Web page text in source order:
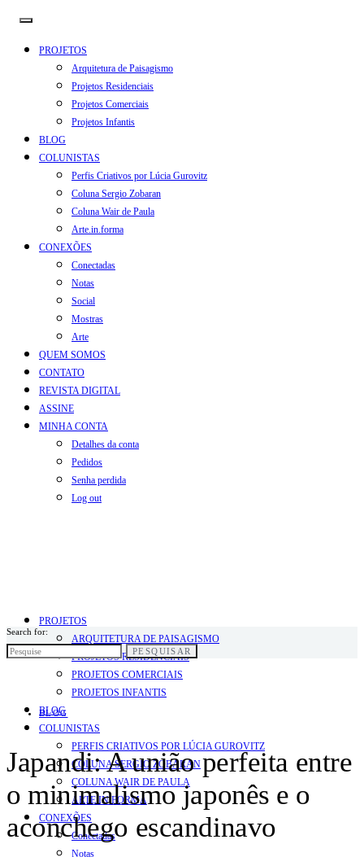
PROJETOS
Arquitetura de Paisagismo
Projetos Residenciais
Projetos Comerciais
Projetos Infantis
BLOG
COLUNISTAS
Perfis Criativos por Lúcia Gurovitz
Coluna Sergio Zobaran
Coluna Wair de Paula
Arte.in.forma
CONEXÕES
Conectadas
Notas
Social
Mostras
Arte
QUEM SOMOS
CONTATO
REVISTA DIGITAL
ASSINE
MINHA CONTA
Detalhes da conta
Pedidos
Senha perdida
Log out
PROJETOS
ARQUITETURA DE PAISAGISMO
PROJETOS RESIDENCIAIS
PROJETOS COMERCIAIS
PROJETOS INFANTIS
BLOG
COLUNISTAS
PERFIS CRIATIVOS POR LÚCIA GUROVITZ
COLUNA SERGIO ZOBARAN
COLUNA WAIR DE PAULA
ARTE.IN.FORMA
CONEXÕES
Conectadas
Notas
Search for:
PESQUISAR
BLOG
Japandi: A união perfeita entre
o minimalismo japonês e o
aconchego escandinavo